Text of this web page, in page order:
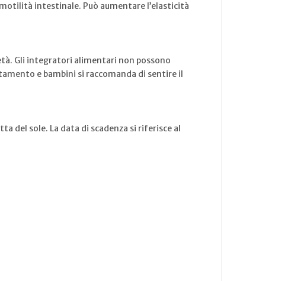
intestinale. Può aumentare l’elasticità
Gli integratori alimentari non possono
e bambini si raccomanda di sentire il
del sole. La data di scadenza si riferisce al